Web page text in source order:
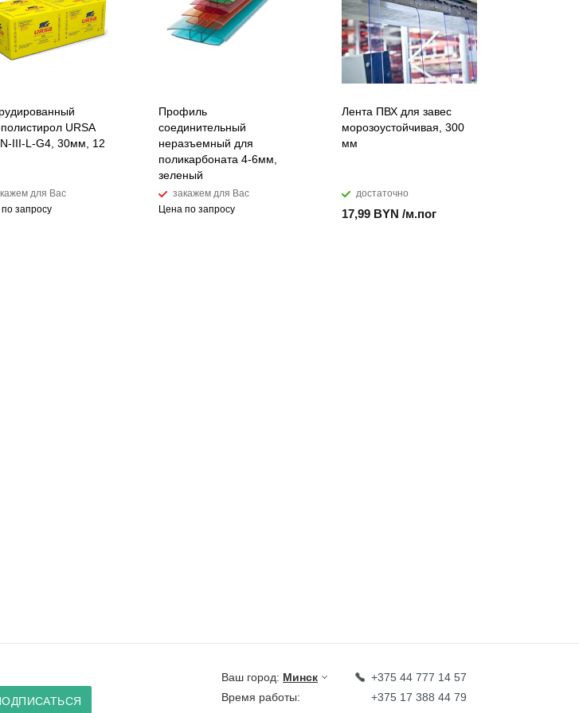
URSA
III-L-G4, 30мм, 12
для Вас
запросу
Профиль
соединительный
неразъемный для
поликарбоната 4-6мм,
зеленый
закажем для Вас
Цена по запросу
Лента ПВХ для завес
морозоустойчивая, 300
мм
достаточно
17,99 BYN /м.пог
Ваш город: Минск
Время работы:
+375 44 777 14 57
+375 17 388 44 79